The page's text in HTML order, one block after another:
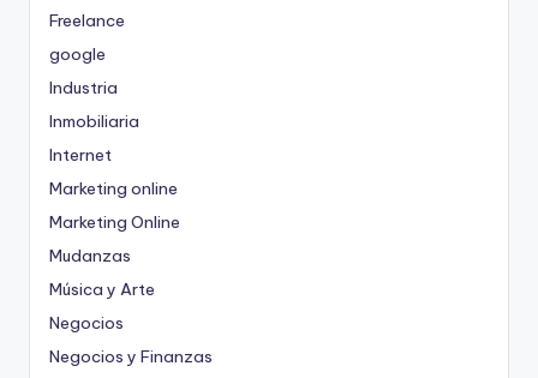
Freelance
google
Industria
Inmobiliaria
Internet
Marketing online
Marketing Online
Mudanzas
Música y Arte
Negocios
Negocios y Finanzas